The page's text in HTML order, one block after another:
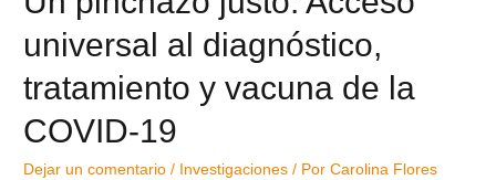
universal al diagnóstico,
tratamiento y vacuna de la
COVID-19
Dejar un comentario / Investigaciones / PorCarolina Flores